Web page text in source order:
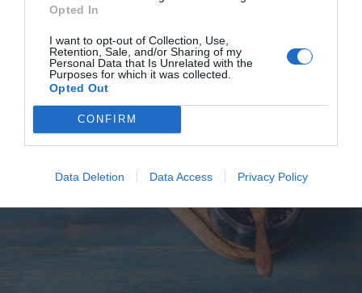
Opted In
I want to opt-out of Collection, Use,
Retention, Sale, and/or Sharing of my
Personal Data that Is Unrelated with the
Purposes for which it was collected.
Opted Out
CONFIRM
Data Deletion Data Access Privacy Policy
Tillbehör och liknande:
RECEPT